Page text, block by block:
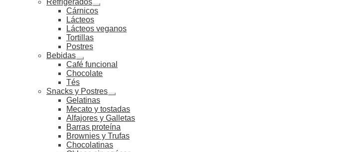
Refrigerados
Cárnicos
Lácteos
Lácteos veganos
Tortillas
Postres
Bebidas
Café funcional
Chocolate
Tés
Snacks y Postres
Gelatinas
Mecato y tostadas
Alfajores y Galletas
Barras proteína
Brownies y Trufas
Chocolatinas